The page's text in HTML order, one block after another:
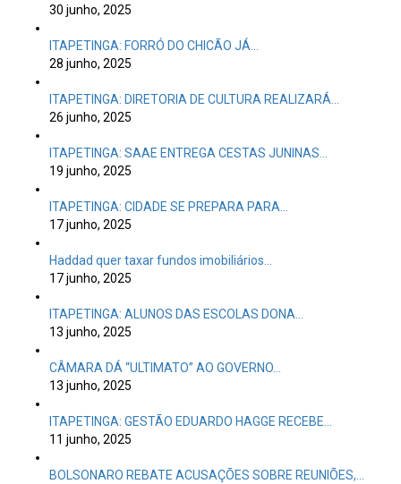
30 junho, 2025
ITAPETINGA: FORRÓ DO CHICÃO JÁ…
28 junho, 2025
ITAPETINGA: DIRETORIA DE CULTURA REALIZARÁ…
26 junho, 2025
ITAPETINGA: SAAE ENTREGA CESTAS JUNINAS…
19 junho, 2025
ITAPETINGA: CIDADE SE PREPARA PARA…
17 junho, 2025
Haddad quer taxar fundos imobiliários…
17 junho, 2025
ITAPETINGA: ALUNOS DAS ESCOLAS DONA…
13 junho, 2025
CÂMARA DÁ “ULTIMATO” AO GOVERNO…
13 junho, 2025
ITAPETINGA: GESTÃO EDUARDO HAGGE RECEBE…
11 junho, 2025
BOLSONARO REBATE ACUSAÇÕES SOBRE REUNIÕES,…